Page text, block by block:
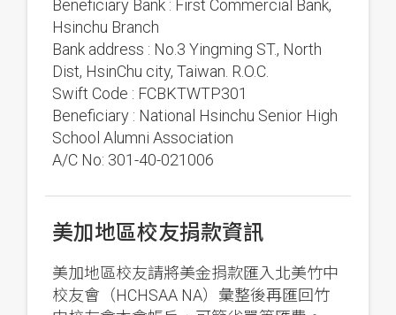
Beneficiary Bank : First Commercial Bank,
Hsinchu Branch
Bank address : No.3 Yingming ST., North
Dist, HsinChu city, Taiwan. R.O.C.
Swift Code : FCBKTWTP301
Beneficiary : National Hsinchu Senior High
School Alumni Association
A/C No: 301-40-021006
美加地區校友捐款資訊
美加地區校友請將美金捐款匯入北美竹中
校友會（HCHSAA NA）彙整後再匯回竹